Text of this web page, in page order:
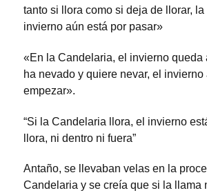
tanto si llora como si deja de llorar, la
invierno aún está por pasar»
«En la Candelaria, el invierno queda
ha nevado y quiere nevar, el
empezar».
“Si la Candelaria llora, el invierno
llora, ni dentro ni fuera”
Antaño, se llevaban velas en la
Candelaria y se creía que si la llama